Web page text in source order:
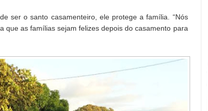
ser o santo casamenteiro, ele protege a família. “Nós
que as famílias sejam felizes depois do casamento para